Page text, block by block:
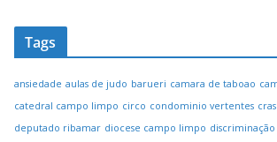
Tags
ansiedade aulas de judo barueri camara de taboao
catedral campo limpo circo condominio vertentes cras
deputado ribamar diocese campo limpo discriminação